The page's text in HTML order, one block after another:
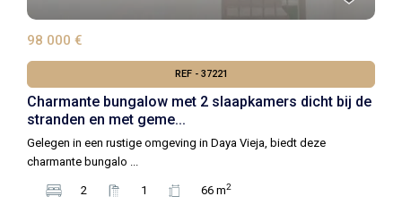
98 000 €
REF - 37221
Charmante bungalow met 2 slaapkamers dicht bij de
stranden en met geme...
Gelegen in een rustige omgeving in Daya Vieja, biedt deze
charmante bungalo
2 1 66 m2